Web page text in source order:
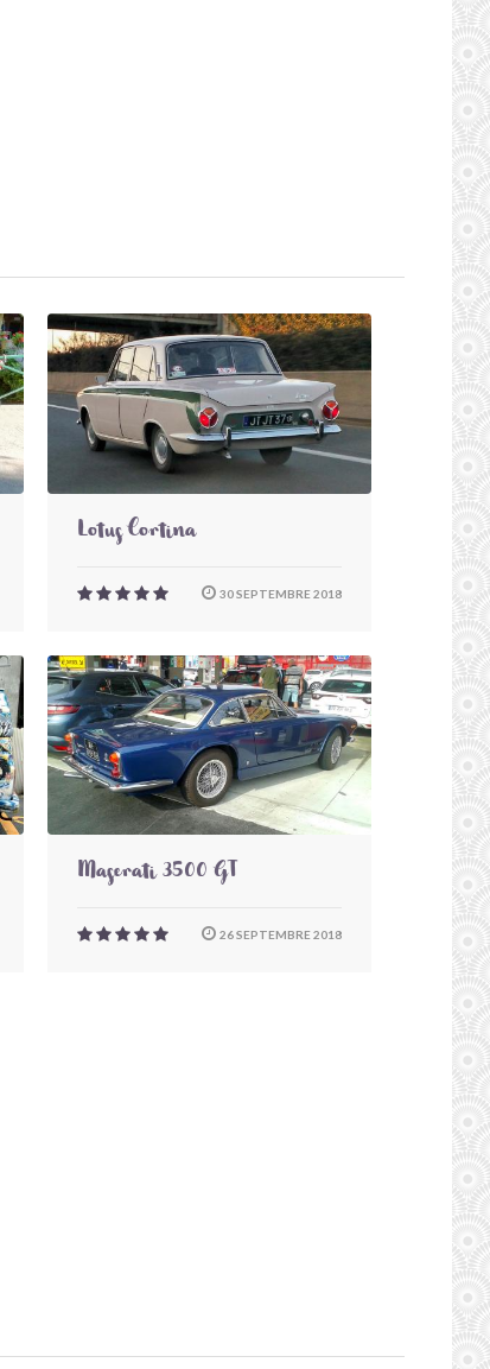
Lotus Cortina
30 SEPTEMBRE 2018
Maserati 3500 GT
26 SEPTEMBRE 2018